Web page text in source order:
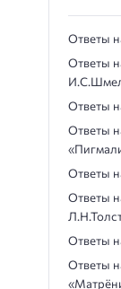
Ответы
Ответы
Ответы
Ответы
Ответы
Ответы
Ответы
Ответы